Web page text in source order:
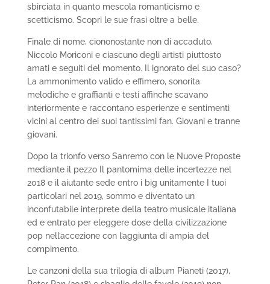
sbirciata in quanto mescola romanticismo e
scetticismo. Scopri le sue frasi oltre a belle.
Finale di nome, ciononostante non di accaduto,
Niccolo Moriconi e ciascuno degli artisti piuttosto
amati e seguiti del momento. Il ignorato del suo caso?
La ammonimento valido e effimero, sonorita
melodiche e graffianti e testi affinche scavano
interiormente e raccontano esperienze e sentimenti
vicini al centro dei suoi tantissimi fan. Giovani e tranne
giovani.
Dopo la trionfo verso Sanremo con le Nuove Proposte
mediante il pezzo Il pantomima delle incertezze nel
2018 e il aiutante sede entro i big unitamente I tuoi
particolari nel 2019, sommo e diventato un
inconfutabile interprete della teatro musicale italiana
ed e entrato per eleggere dose della civilizzazione
pop nell’accezione con l’aggiunta di ampia del
compimento.
Le canzoni della sua trilogia di album Pianeti (2017),